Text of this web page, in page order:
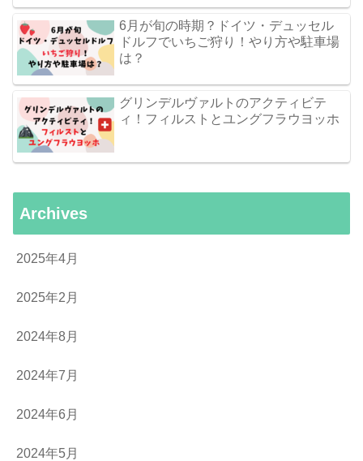
6月が旬の時期？ドイツ・デュッセル
ドルフでいちご狩り！やり方や駐車場
は？
グリンデルヴァルトのアクティビテ
ィ！フィルストとユングフラウヨッホ
Archives
2025年4月
2025年2月
2024年8月
2024年7月
2024年6月
2024年5月